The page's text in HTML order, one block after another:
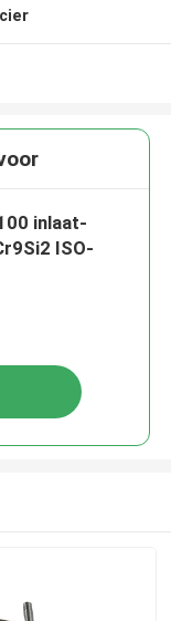
inlaat-
ISO-